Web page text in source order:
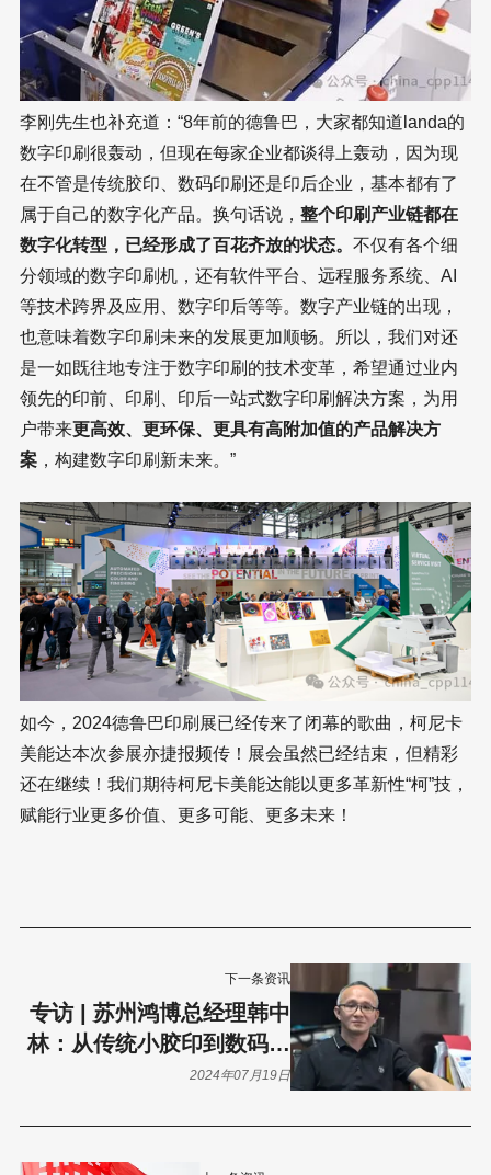
李刚先生也补充道：“8年前的德鲁巴，大家都知道landa的
数字印刷很轰动，但现在每家企业都谈得上轰动，因为现
在不管是传统胶印、数码印刷还是印后企业，基本都有了
属于自己的数字化产品。换句话说， 整个印刷产业链都在
数字化转型，已经形成了百花齐放的状态。 不仅有各个细
分领域的数字印刷机，还有软件平台、远程服务系统、AI
等技术跨界及应用、数字印后等等。数字产业链的出现，
也意味着数字印刷未来的发展更加顺畅。所以，我们对还
是一如既往地专注于数字印刷的技术变革，希望通过业内
领先的印前、印刷、印后一站式数字印刷解决方案，为用
户带来更高效、更环保、更具有高附加值的产品解决方
案 ，构建数字印刷新未来。”
如今，2024德鲁巴印刷展已经传来了闭幕的歌曲，柯尼卡
美能达本次参展亦捷报频传！展会虽然已经结束，但精彩
还在继续！我们期待柯尼卡美能达能以更多革新性“柯”技，
赋能行业更多价值、更多可能、更多未来！
下一条资讯
专访 | 苏州鸿博总经理韩中
林：从传统小胶印到数码快
印的华丽转身
2024年07月19日